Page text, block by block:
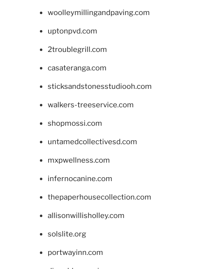
woolleymillingandpaving.com
uptonpvd.com
2troublegrill.com
casateranga.com
sticksandstonesstudiooh.com
walkers-treeservice.com
shopmossi.com
untamedcollectivesd.com
mxpwellness.com
infernocanine.com
thepaperhousecollection.com
allisonwillisholley.com
solslite.org
portwayinn.com